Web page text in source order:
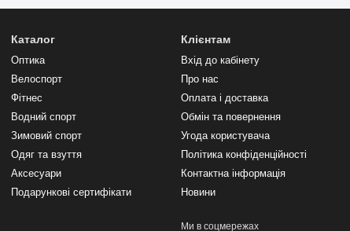
Каталог
Оптика
Велоспорт
Фітнес
Водний спорт
Зимовий спорт
Одяг та взуття
Аксесуари
Подарункові сертифікати
Клієнтам
Вхід до кабінету
Про нас
Оплата і доставка
Обмін та повернення
Угода користувача
Політика конфіденційності
Контактна інформація
Новини
Ми в соцмережах